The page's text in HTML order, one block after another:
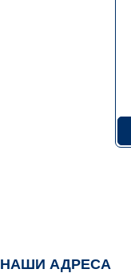
НАШИ АДРЕСА